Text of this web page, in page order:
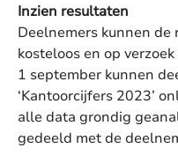
Inzien resultaten
Deelnemers kunnen
kosteloos en op
1 september kunnen
‘Kantoorcijfers 2023’
alle data grondig
gedeeld met de